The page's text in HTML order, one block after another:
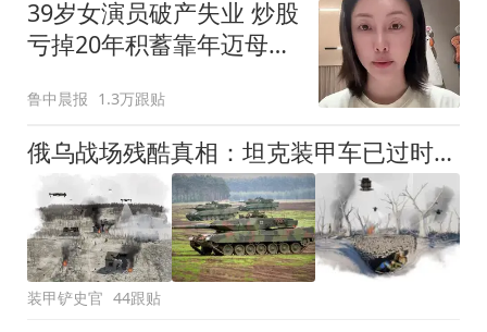
39岁女演员破产失业 炒股
亏掉20年积蓄靠年迈母亲
鲁中晨报 1.3万跟贴
俄乌战场残酷真相：坦克装甲车已过时，步兵躲深坑几百天不出来
装甲铲史官 44跟贴